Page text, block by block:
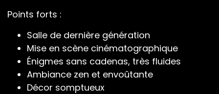
Points forts :
Salle de dernière génération
Mise en scène cinématographique
Énigmes sans cadenas, très fluides
Ambiance zen et envoûtante
Décor somptueux